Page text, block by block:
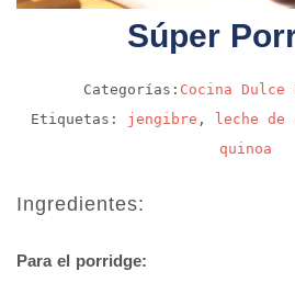
Súper
Categorías: Cocina Dulce
Etiquetas: jengibre , leche de
quinoa
Ingredientes:
Para el porridge: